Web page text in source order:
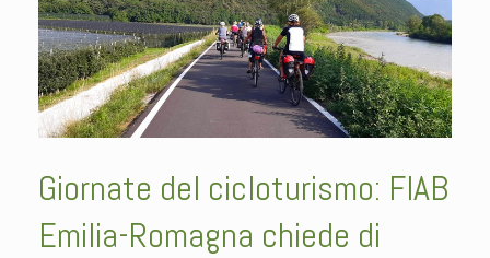
Giornate del cicloturismo: FIAB
Emilia-Romagna chiede di